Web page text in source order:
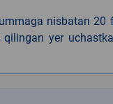
nisbatan 20
yer